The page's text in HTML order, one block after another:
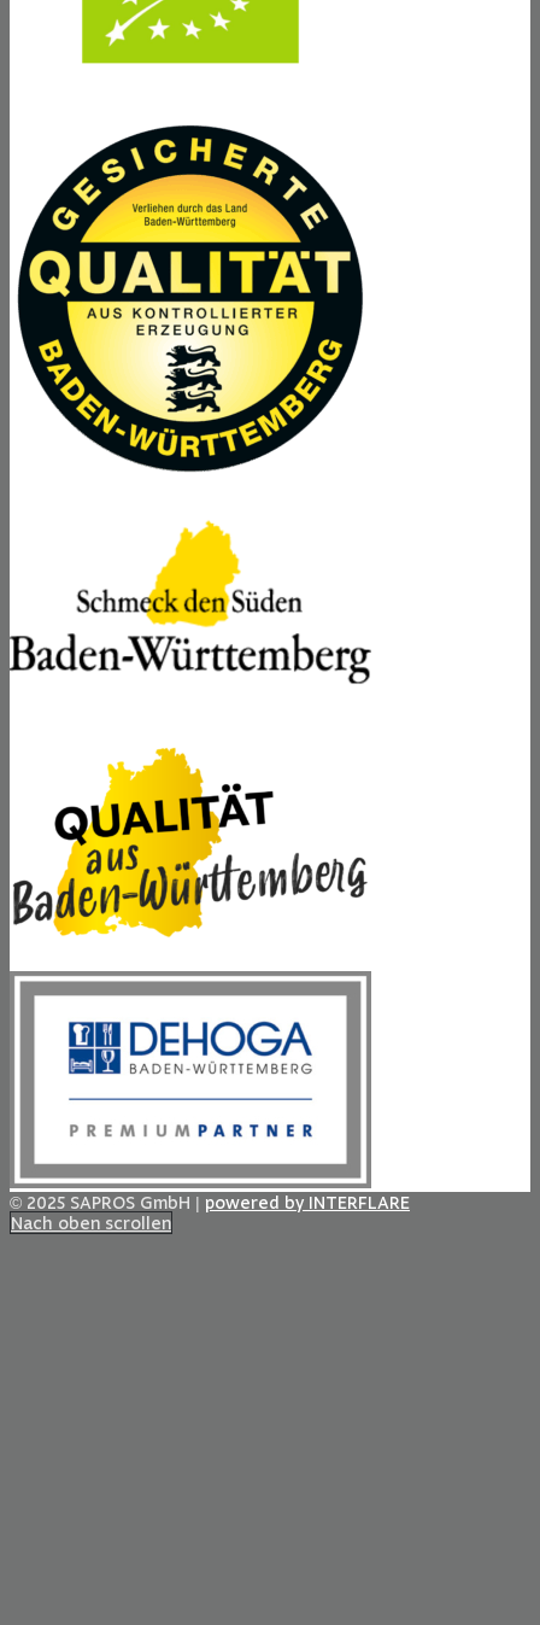
© 2025 SAPROS GmbH | powered by INTERFLARE
Nach oben scrollen